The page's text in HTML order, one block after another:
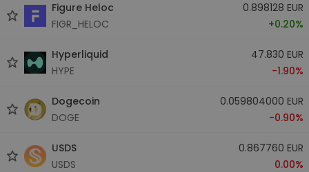
Figure Heloc
FIGR_HELOC
0.898128 EUR
+0.20%
Hyperliquid
HYPE
47.830 EUR
-1.90%
Dogecoin
DOGE
0.059804000 EUR
-0.90%
USDS
USDS
0.867760 EUR
0.00%